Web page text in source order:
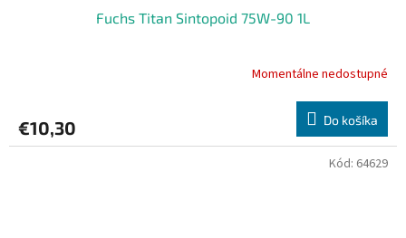
Fuchs Titan Sintopoid 75W-90 1L
Momentálne nedostupné
€10,30 Do košíka
Kód: 64629